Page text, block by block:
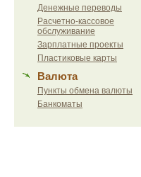
Денежные переводы
Расчетно-кассовое
обслуживание
Зарплатные проекты
Пластиковые карты
Валюта
Пункты обмена валюты
Банкоматы